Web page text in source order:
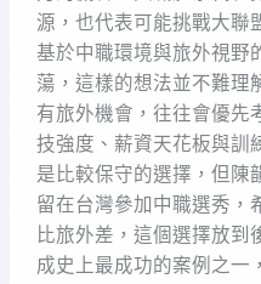
源，也代表可能挑戰大聯
基於中職環境與旅外視野
蕩，這樣的想法並不難理
有旅外機會，往往會優先
技強度、薪資天花板與訓
是比較保守的選擇，但陳
留在台灣參加中職選秀，
比旅外差，這個選擇放到
成史上最成功的案例之一